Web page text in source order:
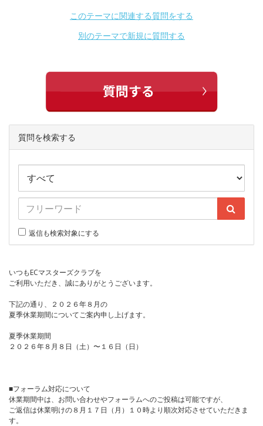
このテーマに関連する質問をする
別のテーマで新規に質問する
質問を検索する
返信も検索対象にする
いつもECマスターズクラブを
ご利用いただき、誠にありがとうございます。
下記の通り、２０２６年８月の
夏季休業期間についてご案内申し上げます。
夏季休業期間
２０２６年８月８日（土）〜１６日（日）
■フォーラム対応について
休業期間中は、お問い合わせやフォーラムへのご投稿は可能ですが、
ご返信は休業明けの８月１７日（月）１０時より順次対応させていただきま
す。